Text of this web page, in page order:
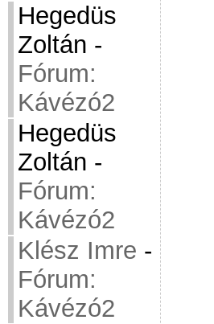
Hegedüs
Zoltán -
Fórum:
Kávézó2
Hegedüs
Zoltán -
Fórum:
Kávézó2
Klész Imre -
Fórum:
Kávézó2